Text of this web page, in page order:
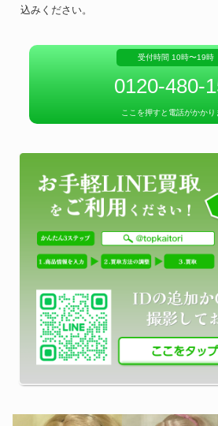
込みください。
受付時間 10時〜19時
0120-480-
ここを押すと電話がかかり